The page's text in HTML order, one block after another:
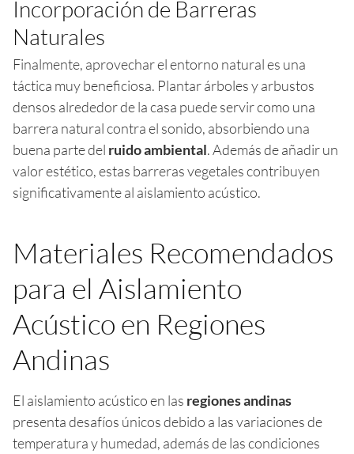
Incorporación de Barreras
Naturales
Finalmente, aprovechar el entorno natural es una
táctica muy beneficiosa. Plantar árboles y arbustos
densos alrededor de la casa puede servir como una
barrera natural contra el sonido, absorbiendo una
buena parte del ruido ambiental. Además de añadir un
valor estético, estas barreras vegetales contribuyen
significativamente al aislamiento acústico.
Materiales Recomendados
para el Aislamiento
Acústico en Regiones
Andinas
El aislamiento acústico en las regiones andinas
presenta desafíos únicos debido a las variaciones de
temperatura y humedad, además de las condiciones